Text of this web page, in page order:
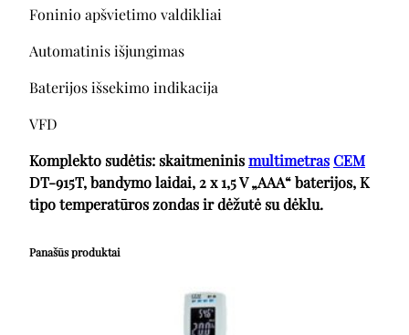
Foninio apšvietimo valdikliai
Automatinis išjungimas
Baterijos išsekimo indikacija
VFD
Komplekto sudėtis: skaitmeninismultimetrasCEM
DT-915T,bandymo laidai, 2 x 1,5 V „AAA“ baterijos, K
tipo temperatūros zondasir dėžutė su dėklu.
Panašūs produktai